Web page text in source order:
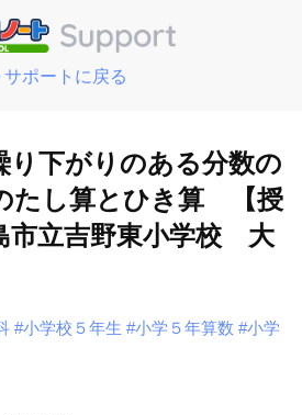
ポートに戻る
下がりのある分数の
たし算とひき算 【授
立吉野東小学校 大
#小学校５年生 #小学５年算数 #小学